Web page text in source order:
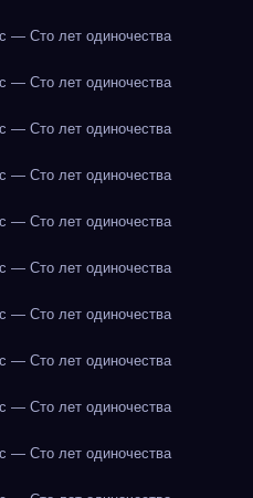
— Сто лет одиночества
— Сто лет одиночества
— Сто лет одиночества
— Сто лет одиночества
— Сто лет одиночества
— Сто лет одиночества
— Сто лет одиночества
— Сто лет одиночества
— Сто лет одиночества
— Сто лет одиночества